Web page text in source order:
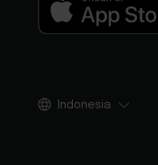
Indonesia